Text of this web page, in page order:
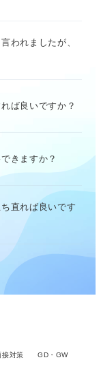
われましたが、
ば良いですか？
きますか？
直れば良いです
接対策 GD・GW